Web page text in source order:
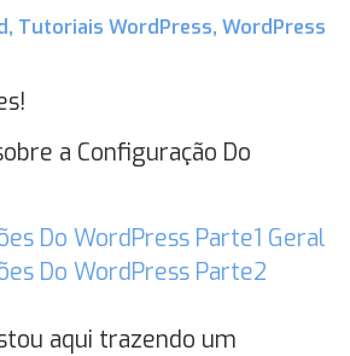
, Tutoriais WordPress, WordPress
a Configuração Do
Do WordPress Parte1 Geral
Do WordPress Parte2
aqui trazendo um